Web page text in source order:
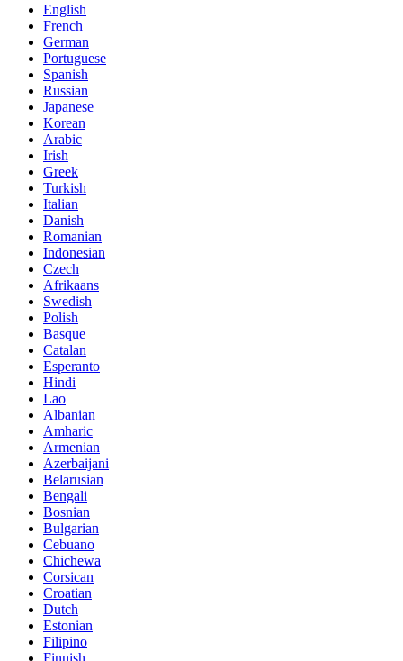
English
French
German
Portuguese
Spanish
Russian
Japanese
Korean
Arabic
Irish
Greek
Turkish
Italian
Danish
Romanian
Indonesian
Czech
Afrikaans
Swedish
Polish
Basque
Catalan
Esperanto
Hindi
Lao
Albanian
Amharic
Armenian
Azerbaijani
Belarusian
Bengali
Bosnian
Bulgarian
Cebuano
Chichewa
Corsican
Croatian
Dutch
Estonian
Filipino
Finnish